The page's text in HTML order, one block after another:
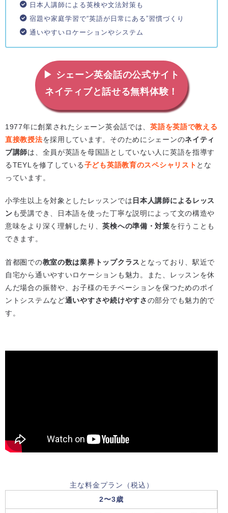
日本人講師による英検や文法対策も
宿題や家庭学習で“英語が日常にある”習慣づくり
通いやすいロケーションやシステム
▶ シェーン英会話の公式サイト
ネイティブと話せる無料体験！
1977年に創業されたシェーン英会話では、英語を英語で教える
直接教授法を採用しています。そのためにシェーンのネイティ
ブ講師は、全員が英語を母国語としていない人に英語を指導す
るTEYLを修了している子ども英語教育のスペシャリスト とな
っています。
小学生以上を対象としたレッスンでは 日本人講師によるレッス
ンも受講でき、日本語を使った丁寧な説明によって文の構造や
意味をより深く理解したり、英検への準備・対策を行うことも
できます。
首都圏での教室の数は業界トップクラス となっており、駅近で
自宅から通いやすいロケーションも魅力。また、レッスンを休
んだ場合の振替や、お子様のモチベーションを保つためのポイ
ントシステムなど通いやすさや続けやすさの部分でも魅力的で
す。
主な料金プラン（税込）
2〜3歳